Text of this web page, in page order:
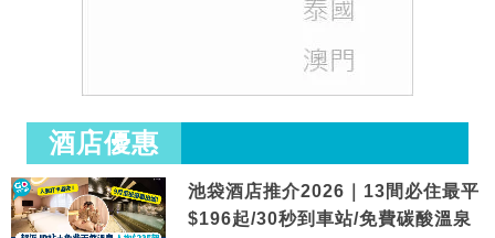
酒店優惠
池袋酒店推介2026｜13間必住最平
$196起/30秒到車站/免費碳酸溫泉